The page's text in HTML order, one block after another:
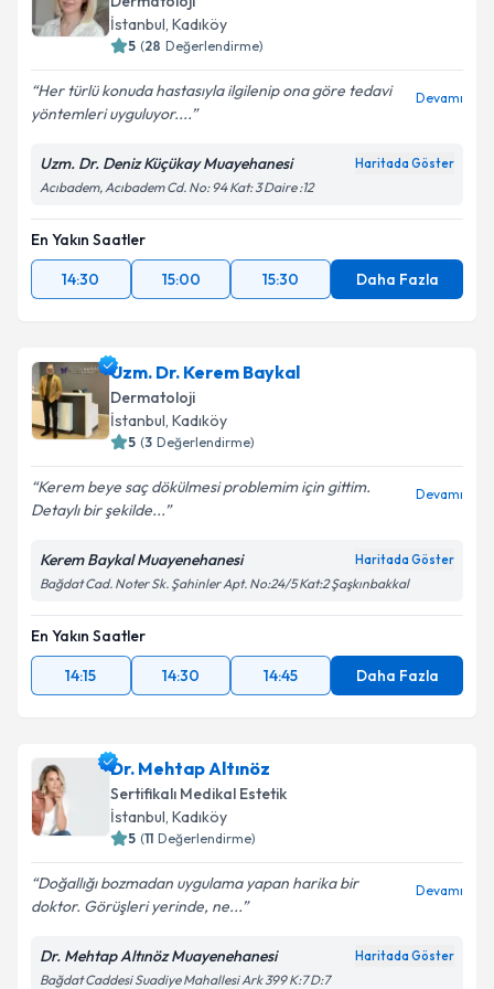
E-posta Adresiniz
Metni'ni okudum ve kişisel verilerimin belirtilen
kapsamda işlenmesini kabul ediyorum.
Takvim Talebini Gönder
İstanbul, Kadıköy
5 (28 Değerlendirme)
Her türlü konuda hastasıyla ilgilenip ona göre tedavi
yöntemleri uyguluyor....
Devamı
Uzm. Dr. Deniz Küçükay Muayehanesi Haritada Göster
Acıbadem, Acıbadem Cd. No: 94 Kat: 3 Daire :12
En Yakın Saatler
14:30
15:00 15:30 Daha Fazla
Uzm. Dr. Kerem Baykal
Dermatoloji
İstanbul, Kadıköy
5 (3 Değerlendirme)
Kerem beye saç dökülmesi problemim için gittim.
Detaylı bir şekilde...
Devamı
Kerem Baykal Muayenehanesi Haritada Göster
Bağdat Cad. Noter Sk. Şahinler Apt. No:24/5 Kat:2 Şaşkınbakkal
En Yakın Saatler
14:15
14:30 14:45 Daha Fazla
Dr. Mehtap Altınöz
Sertifikalı Medikal Estetik
İstanbul, Kadıköy
5 (11 Değerlendirme)
Doğallığı bozmadan uygulama yapan harika bir
doktor. Görüşleri yerinde, ne...
Devamı
Dr. Mehtap Altınöz Muayenehanesi Haritada Göster
Bağdat Caddesi Suadiye Mahallesi Ark 399 K:7 D:7